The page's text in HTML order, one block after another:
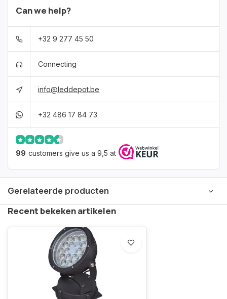
Can we help?
+32 9 277 45 50
Connecting
info@leddepot.be
+32 486 17 84 73
99 customers give us a 9,5 at
Gerelateerde producten
Recent bekeken artikelen